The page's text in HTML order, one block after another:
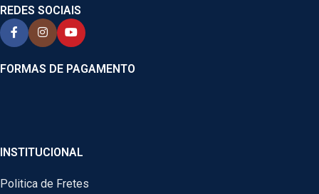
REDES SOCIAIS
FORMAS DE PAGAMENTO
INSTITUCIONAL
Politica de Fretes